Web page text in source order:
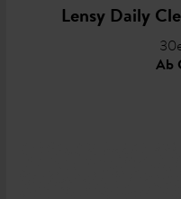
Lensy Daily
Ab